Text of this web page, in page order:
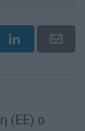
(ΕΕ) ο